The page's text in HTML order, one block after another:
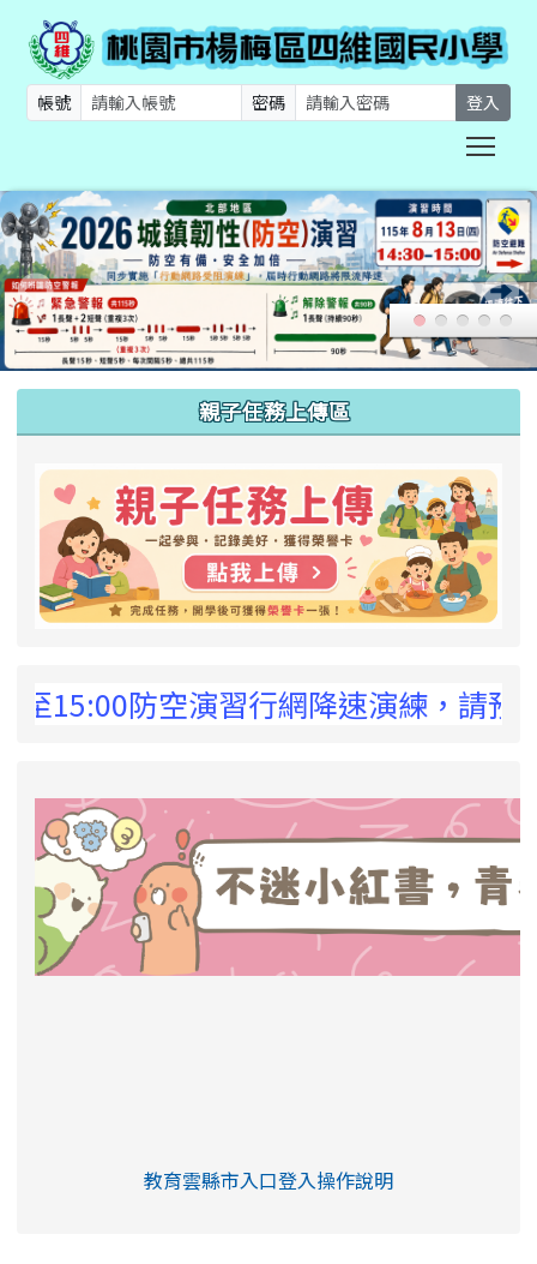
帳號 密碼 登入
親子任務上傳區
防空演習行網降速演練，請預為因應
link to https://eliteracy.edu.tw/Shorts/
教育雲縣市入口登入操作說明